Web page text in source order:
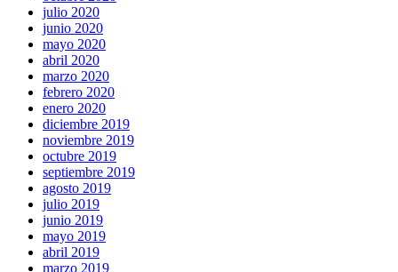
julio 2020
junio 2020
mayo 2020
abril 2020
marzo 2020
febrero 2020
enero 2020
diciembre 2019
noviembre 2019
octubre 2019
septiembre 2019
agosto 2019
julio 2019
junio 2019
mayo 2019
abril 2019
marzo 2019